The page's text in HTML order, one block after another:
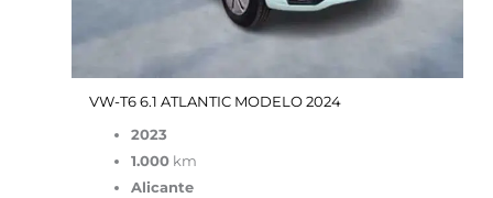
VW-T6 6.1 ATLANTIC MODELO 2024
2023
1.000km
Alicante